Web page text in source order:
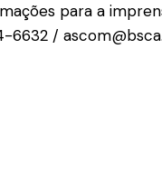
para a
6632 /